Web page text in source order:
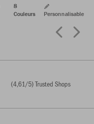
8
Couleurs
Personnalisable
(4,61/5) Trusted Shops